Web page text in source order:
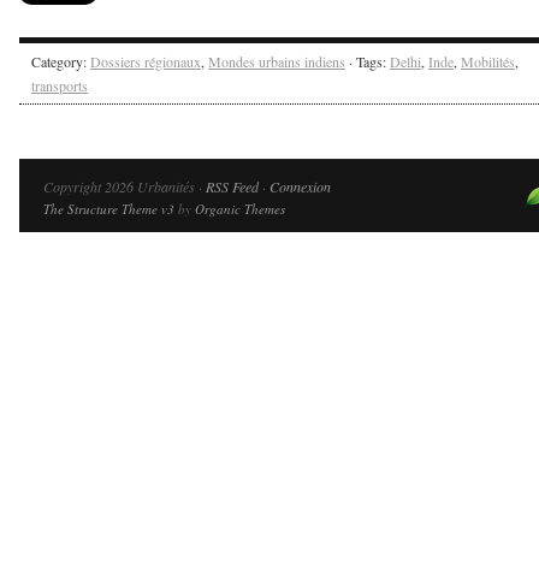
Category:Dossiers régionaux, Mondes urbains indiens · Tags:Delhi, Inde, Mobilités,
transports
Copyright 2026 Urbanités · RSS Feed· Connexion
The Structure Theme v3 by Organic Themes